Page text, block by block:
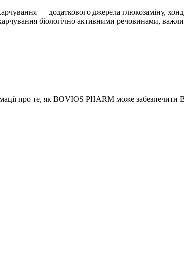
— додаткового джерела глюкозаміну,
біологічно активними речовинами,
про те, як BOVIOS PHARM може